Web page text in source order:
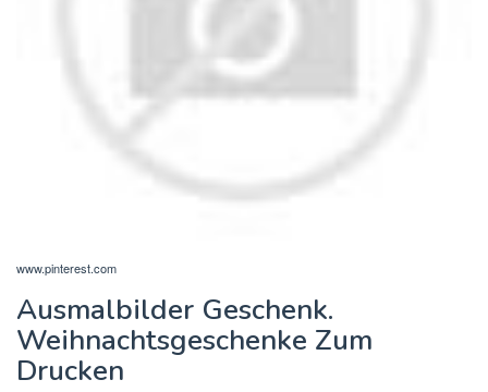
www.pinterest.com
Ausmalbilder Geschenk.
Weihnachtsgeschenke Zum
Drucken